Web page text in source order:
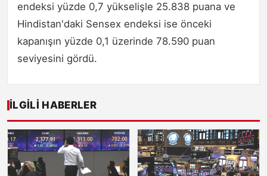
endeksi yüzde 0,7 yükselişle 25.838 puana ve
Hindistan'daki Sensex endeksi ise önceki
kapanışın yüzde 0,1 üzerinde 78.590 puan
seviyesini gördü.
İLGILI HABERLER